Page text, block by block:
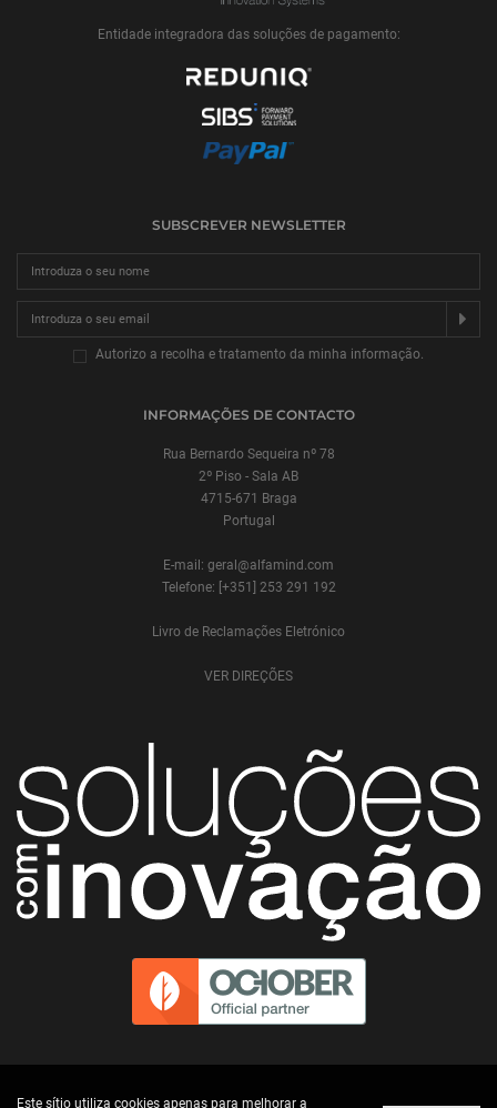
Este sítio utiliza cookies apenas para melhorar a
Entidade integradora das soluções de pagamento:
SUBSCREVER NEWSLETTER
Autorizo a recolha e tratamento da minha informação.
INFORMAÇÕES DE CONTACTO
Rua Bernardo Sequeira nº 78
2º Piso - Sala AB
4715-671 Braga
Portugal
E-mail: geral@alfamind.com
Telefone: [+351] 253 291 192
Livro de Reclamações Eletrónico
VER DIREÇÕES